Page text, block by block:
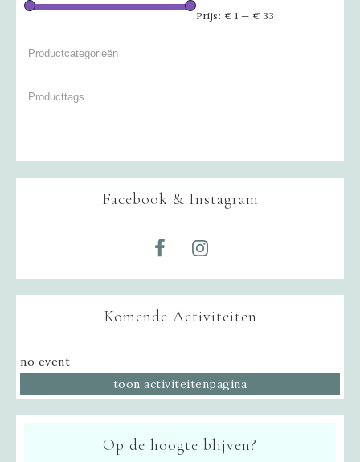
Prijs: € 1 — € 33
Facebook & Instagram
Komende Activiteiten
no event
toon activiteitenpagina
Op de hoogte blijven?